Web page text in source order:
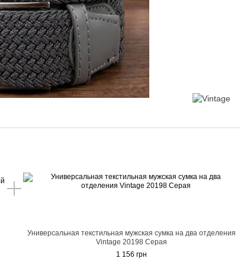
Универсальная текстильная мужская сумка на два отделения
Vintage 20198 Серая
1 156 грн